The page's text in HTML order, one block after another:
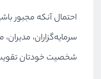
احتمال آنکه مجبور
سرمایه‌گزاران،
شخصیت خودتان